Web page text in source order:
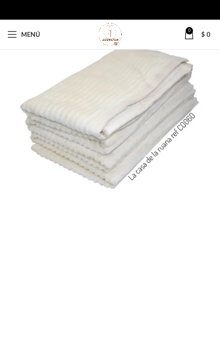
MENÚ 0 $ 0